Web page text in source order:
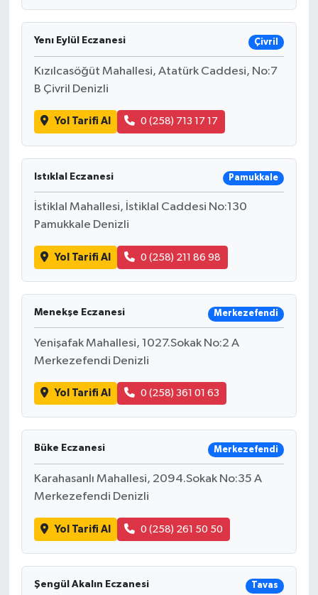
Yenı Eylül Eczanesi Çivril
Kızılcasöğüt Mahallesi, Atatürk Caddesi, No:7
B Çivril Denizli
Yol Tarifi Al 0 (258) 713 17 17
Istıklal Eczanesi Pamukkale
İstiklal Mahallesi, İstiklal Caddesi No:130
Pamukkale Denizli
Yol Tarifi Al 0 (258) 211 86 98
Menekşe Eczanesi Merkezefendi
Yenişafak Mahallesi, 1027.Sokak No:2 A
Merkezefendi Denizli
Yol Tarifi Al 0 (258) 361 01 63
Büke Eczanesi Merkezefendi
Karahasanlı Mahallesi, 2094.Sokak No:35 A
Merkezefendi Denizli
Yol Tarifi Al 0 (258) 261 50 50
Şengül Akalın Eczanesi Tavas